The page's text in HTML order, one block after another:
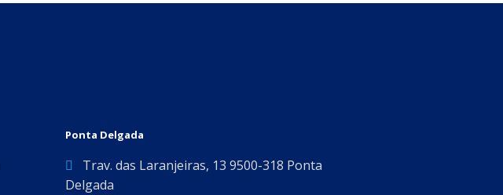
Ponta Delgada
Trav. das Laranjeiras, 13 9500-318 Ponta
Delgada